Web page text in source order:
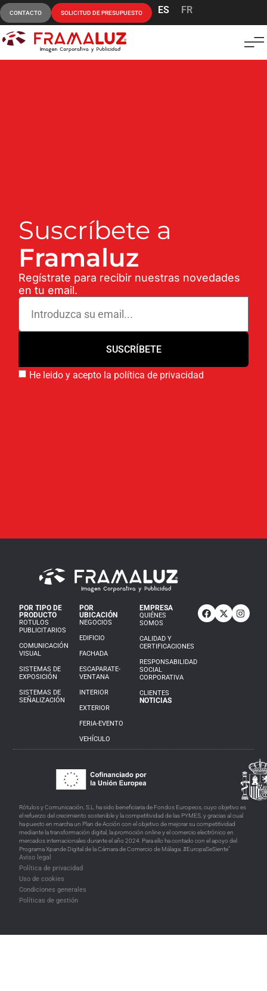
CONTACTO SOLICITUD DE PRESUPUESTO ES FR
Suscríbete a
Framaluz
Regístrate para recibir nuestras novedades
en tu email.
He leido y acepto la política de privacidad
SUSCRÍBETE
POR TIPO DE
PRODUCTO
ROTULOS
PUBLICITARIOS
COMUNICACIÓN
VISUAL
SISTEMAS DE
EXPOSICIÓN
SISTEMAS DE
SEÑALIZACIÓN
POR
UBICACIÓN
NEGOCIOS
EDIFICIO
FACHADA
ESCAPARATE-
VENTANA
INTERIOR
EXTERIOR
FERIA-EVENTO
VEHÍCULO
EMPRESA
QUIÉNES
SOMOS
CALIDAD Y
CERTIFICACIONES
RESPONSABILIDAD
SOCIAL
CORPORATIVA
CLIENTES
NOTICIAS
Rótulos y Comunicación, S.L. ha sido beneficiaria de Fondos Europeos, cuyo objetivo es
el refuerzo del crecimiento sostenible y la competitividad de las PYMES, y gracias al cual
ha puesto en marcha un Plan de Acción con el objetivo de mejorar su competitividad
mediante la transformación digital, la promoción online y el comercio electrónico en
mercados internacionales durante el año 2024. Para ello ha contado con el apoyo del
Programa Xpande Digital de la Cámara de Comercio de Málaga. #EuropaSeSiente”
Aviso legal
Política de privacidad
Uso de cookies
Condiciones generales
Políticas de gestión